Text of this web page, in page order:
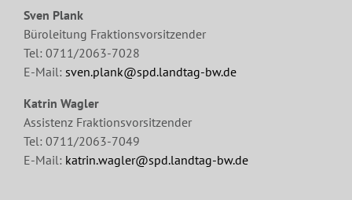
Sven Plank
Büroleitung Fraktionsvorsitzender
Tel: 0711/2063-7028
E-Mail: sven.plank@spd.landtag-bw.de
Katrin Wagler
Assistenz Fraktionsvorsitzender
Tel: 0711/2063-7049
E-Mail: katrin.wagler@spd.landtag-bw.de